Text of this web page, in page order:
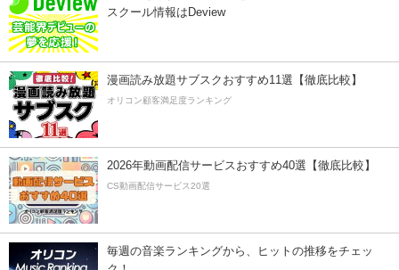
スクール情報はDeview
漫画読み放題サブスクおすすめ11選【徹底比較】
オリコン顧客満足度ランキング
2026年動画配信サービスおすすめ40選【徹底比較】
CS動画配信サービス20選
毎週の音楽ランキングから、ヒットの推移をチェッ